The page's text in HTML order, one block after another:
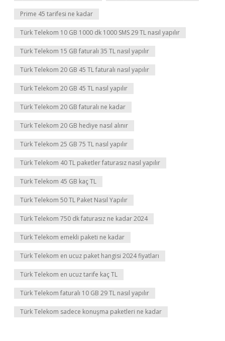
Prime 45 tarifesi ne kadar
Türk Telekom 10 GB 1000 dk 1000 SMS 29 TL nasıl yapılır
Türk Telekom 15 GB faturalı 35 TL nasıl yapılır
Türk Telekom 20 GB 45 TL faturalı nasıl yapılır
Türk Telekom 20 GB 45 TL nasıl yapılır
Türk Telekom 20 GB faturalı ne kadar
Türk Telekom 20 GB hediye nasıl alınır
Türk Telekom 25 GB 75 TL nasıl yapılır
Türk Telekom 40 TL paketler faturasız nasıl yapılır
Türk Telekom 45 GB kaç TL
Türk Telekom 50 TL Paket Nasıl Yapılır
Türk Telekom 750 dk faturasız ne kadar 2024
Türk Telekom emekli paketi ne kadar
Türk Telekom en ucuz paket hangisi 2024 fiyatları
Türk Telekom en ucuz tarife kaç TL
Türk Telekom faturalı 10 GB 29 TL nasıl yapılır
Türk Telekom sadece konuşma paketleri ne kadar